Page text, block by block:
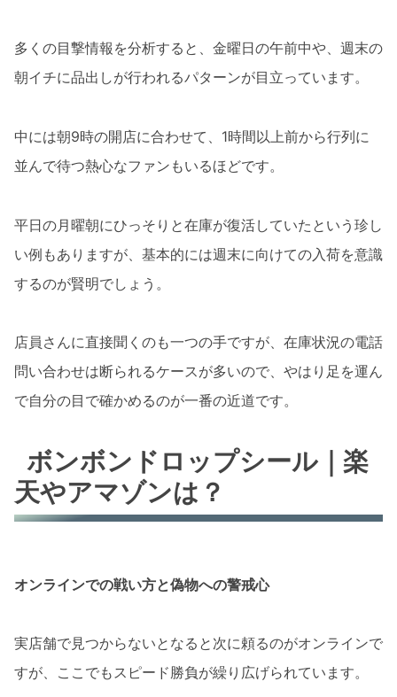
多くの目撃情報を分析すると、金曜日の午前中や、週末の
朝イチに品出しが行われるパターンが目立っています。
中には朝9時の開店に合わせて、1時間以上前から行列に
並んで待つ熱心なファンもいるほどです。
平日の月曜朝にひっそりと在庫が復活していたという珍し
い例もありますが、基本的には週末に向けての入荷を意識
するのが賢明でしょう。
店員さんに直接聞くのも一つの手ですが、在庫状況の電話
問い合わせは断られるケースが多いので、やはり足を運ん
で自分の目で確かめるのが一番の近道です。
ボンボンドロップシール｜楽
天やアマゾンは？
オンラインでの戦い方と偽物への警戒心
実店舗で見つからないとなると次に頼るのがオンラインで
すが、ここでもスピード勝負が繰り広げられています。